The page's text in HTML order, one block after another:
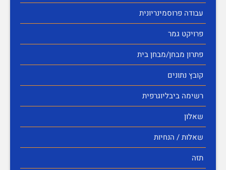
עבודה פרוסמינריונית
פרויקט גמר
פתרון מבחן/מבחן בית
קובץ נתונים
רשימה ביבליוגרפית
שאלון
שאלות / הנחיות
תזה